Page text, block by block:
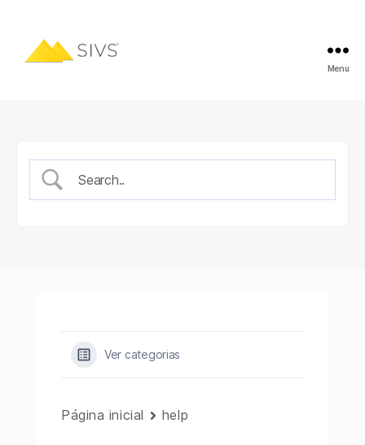
Menu
Ver categorias
Página inicial help